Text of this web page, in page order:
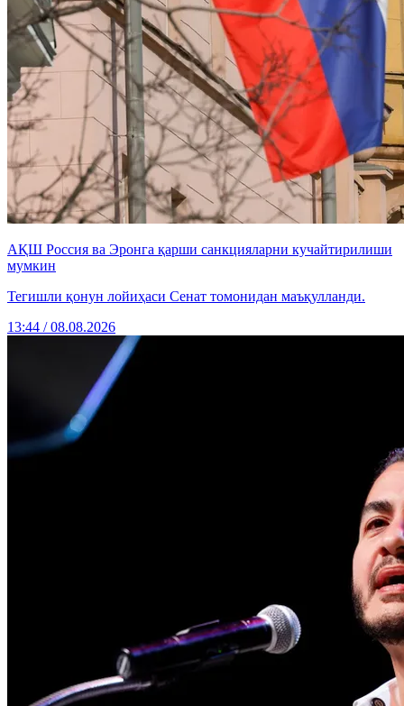
АҚШ Россия ва Эронга қарши санкцияларни кучайтирилиши
мумкин
Тегишли қонун лойиҳаси Сенат томонидан маъқулланди.
13:44 / 08.08.2026